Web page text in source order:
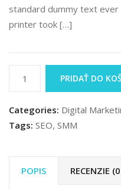
standard dummy text ever
printer took […]
PRIDAŤ DO
Categories: Digital
Tags: SEO, SMM
POPIS RECENZIE